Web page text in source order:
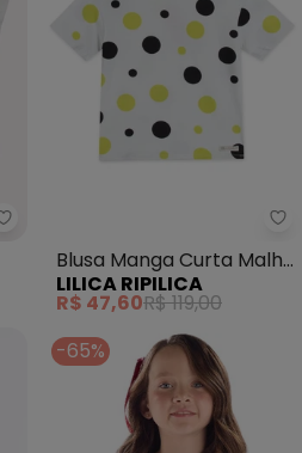
Kyly - Blusa Infantil Menina
Blusa Manga Curta Malha
Menina Lilica (Branco)
LILICA RIPILICA
R$ 47,60R$ 119,00
-65%